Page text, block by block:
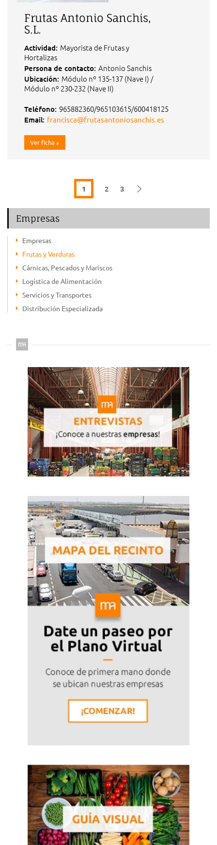
Frutas Antonio Sanchis,
S.L.
Actividad: Mayorista de Frutas y
Hortalizas
Persona de contacto: Antonio Sanchis
Ubicación: Módulo nº 135-137 (Nave I) /
Módulo nº 230-232 (Nave II)
Teléfono: 965882360/965103615/600418125
Email: francisca@frutasantoniosanchis.es
Ver ficha
1 2 3
Empresas
Empresas
Frutas y Verduras
Cárnicas, Pescados y Mariscos
Logística de Alimentación
Servicios y Transportes
Distribución Especializada